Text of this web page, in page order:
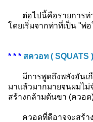
ต่อไปนี้คือรายการท่า
โดยเริ่มจากท่าที่เป็น "พ่
* * * สควอท ( SQUATS )
มีการพูดถึงพลังอันเกื
มาแล้วมากมายจนผมไม่
สร้างกล้ามต้นขา (ควอ
ควอดที่ดีอาจจะสร้าง